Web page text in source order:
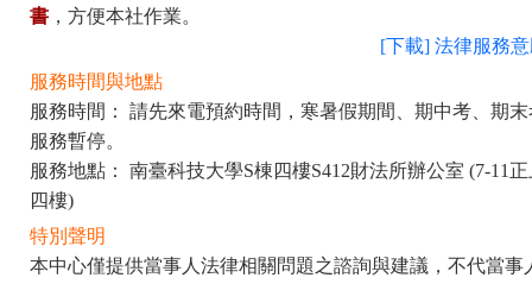
書 ，方便本社作業。
[下載] 法律服務
服務時間與地點
服務時間： 請先來電預約時間，寒暑假期間、期中考、期
服務暫停。
服務地點： 南臺科技大學S棟四樓S412財法所辦公室 (7-11
四樓)
特別聲明
本中心僅提供當事人法律相關問題之諮詢與建議，不代當事